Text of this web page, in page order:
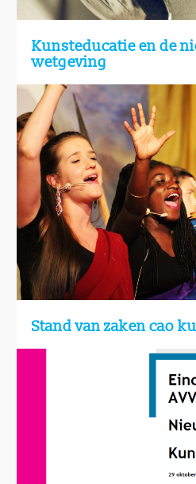
Kunsteducatie en de
wetgeving
Stand van zaken cao